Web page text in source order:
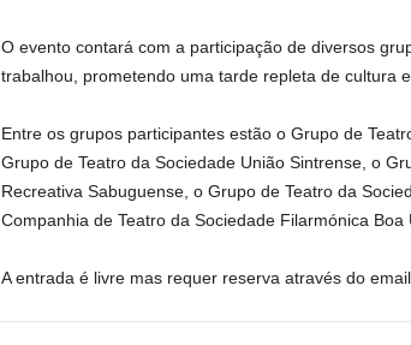
O evento contará com a participação de diversos
trabalhou, prometendo uma tarde repleta de cultura
Entre os grupos participantes estão o Grupo de
Grupo de Teatro da Sociedade União Sintrense, o
Recreativa Sabuguense, o Grupo de Teatro da
Companhia de Teatro da Sociedade Filarmónica
A entrada é livre mas requer reserva através do